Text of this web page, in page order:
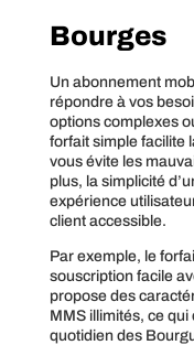
Bourges
Un abonnement
répondre à vos
options complexes
forfait simple facilite
vous évite les
plus, la simplicité
expérience
client accessible.
Par exemple, le
souscription facile
propose des
MMS illimités, ce
quotidien des